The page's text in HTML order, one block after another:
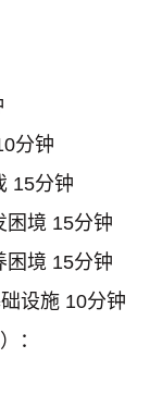
分钟
15分钟
困境 15分钟
困境 15分钟
设施 10分钟
：